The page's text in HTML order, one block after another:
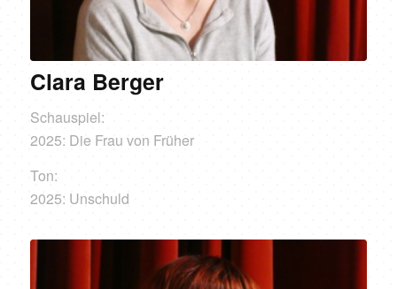
Clara Berger
Schauspiel:
2025: Die Frau von Früher
Ton:
2025: Unschuld